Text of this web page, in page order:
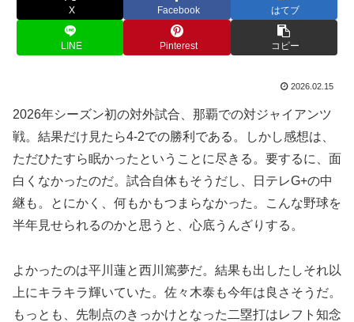
X Facebook はてブ
LINE Pinterest コピー
2026.02.15
2026年シーズン初の対外試合、那覇での対ジャイアンツ
戦。結果だけ見たら4-2での勝利である。しかし感想は、
ただひたすら眠かったということに尽きる。要するに、面
白くなかったのだ。試合自体もそうだし、日テレG+の中
継も。とにかく、何もかもつまらなかった。こんな野球を
半年見せられるのかと思うと、心底うんざりする。
よかったのは平川蓮と西川篤夢だ。結果も出したしそれ以
上にキラキラ輝いていた。佐々木泰も今年は良さそうだ。
もっとも、先制点のきっかけとなった二塁打はレフト知念